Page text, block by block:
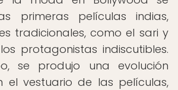
primeras películas indias,
tradicionales, como el sari y
protagonistas indiscutibles.
se produjo una evolución
el vestuario de las películas,